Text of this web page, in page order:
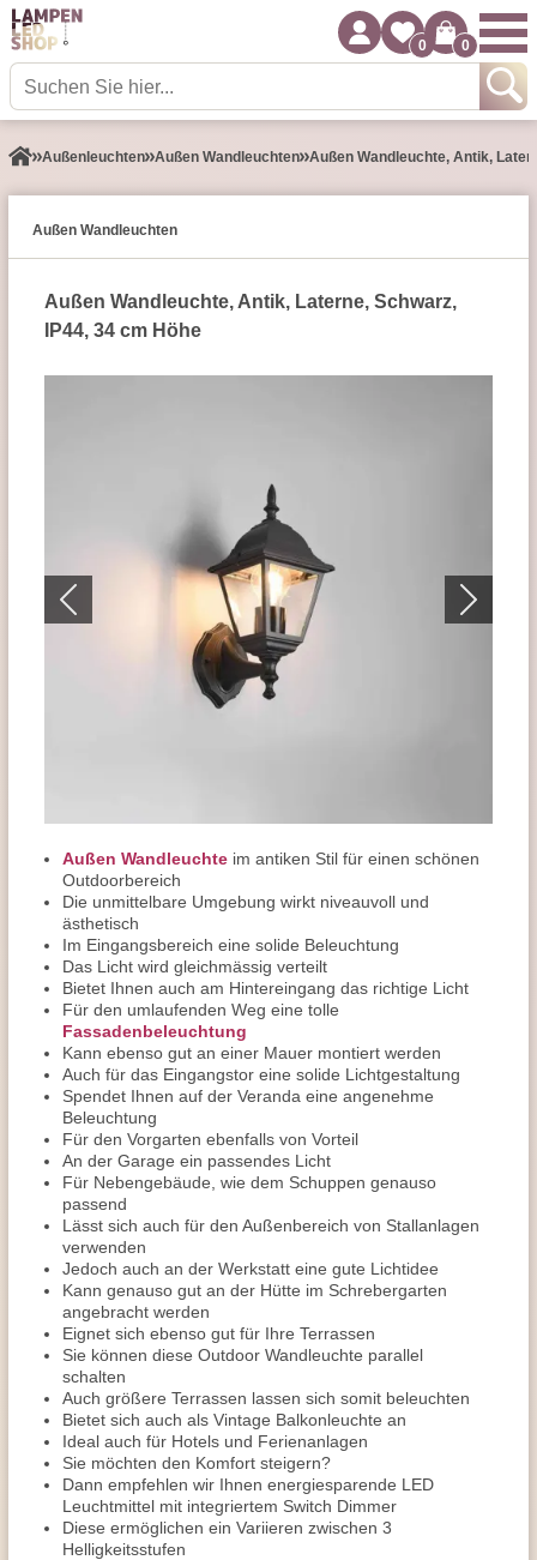
0 0
Außen­leuchten Außen Wandleuchten Außen Wandleuchte, Antik,
Außen Wandleuchten
Außen Wandleuchte, Antik, Laterne, Schwarz,
IP44, 34 cm Höhe
Außen Wandleuchte im antiken Stil für einen schönen
Outdoorbereich
Die unmittelbare Umgebung wirkt niveauvoll und
ästhetisch
Im Eingangsbereich eine solide Beleuchtung
Das Licht wird gleichmässig verteilt
Bietet Ihnen auch am Hintereingang das richtige Licht
Für den umlaufenden Weg eine tolle
Fassadenbeleuchtung
Kann ebenso gut an einer Mauer montiert werden
Auch für das Eingangstor eine solide Lichtgestaltung
Spendet Ihnen auf der Veranda eine angenehme
Beleuchtung
Für den Vorgarten ebenfalls von Vorteil
An der Garage ein passendes Licht
Für Nebengebäude, wie dem Schuppen genauso
passend
Lässt sich auch für den Außenbereich von Stallanlagen
verwenden
Jedoch auch an der Werkstatt eine gute Lichtidee
Kann genauso gut an der Hütte im Schrebergarten
angebracht werden
Eignet sich ebenso gut für Ihre Terrassen
Sie können diese Outdoor Wandleuchte parallel
schalten
Auch größere Terrassen lassen sich somit beleuchten
Bietet sich auch als Vintage Balkonleuchte an
Ideal auch für Hotels und Ferienanlagen
Sie möchten den Komfort steigern?
Dann empfehlen wir Ihnen energiesparende LED
Leuchtmittel mit integriertem Switch Dimmer
Diese ermöglichen ein Variieren zwischen 3
Helligkeitsstufen